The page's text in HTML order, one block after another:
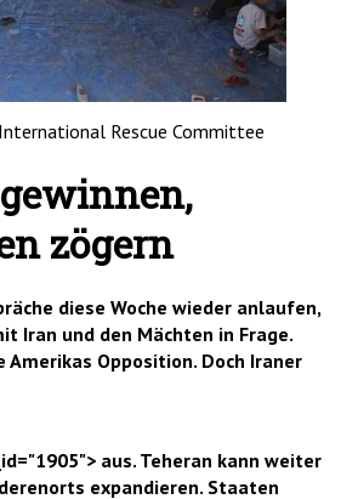
Rescue Committee
zögern
diese Woche wieder anlaufen,
Iran und den Mächten in Frage.
Opposition. Doch Iraner
aus. Teheran kann weiter
expandieren. Staaten